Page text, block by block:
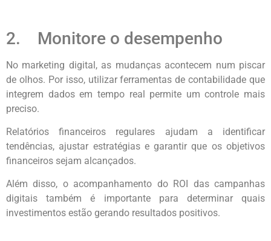
2. Monitore o desempenho
No marketing digital, as mudanças acontecem num piscar
de olhos. Por isso, utilizar ferramentas de contabilidade que
integrem dados em tempo real permite um controle mais
preciso.
Relatórios financeiros regulares ajudam a identificar
tendências, ajustar estratégias e garantir que os objetivos
financeiros sejam alcançados.
Além disso, o acompanhamento do ROI das campanhas
digitais também é importante para determinar quais
investimentos estão gerando resultados positivos.